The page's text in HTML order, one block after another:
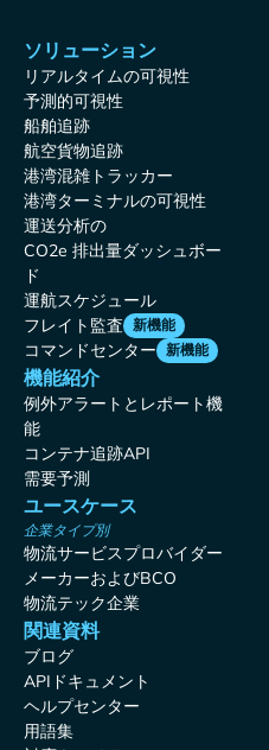
ソリューション
リアルタイムの可視性
予測的可視性
船舶追跡
航空貨物追跡
港湾混雑トラッカー
港湾ターミナルの可視性
運送分析の
CO2e 排出量ダッシュボー
ド
運航スケジュール
フレイト監査 新機能
コマンドセンター 新機能
機能紹介
例外アラートとレポート機
能
コンテナ追跡API
需要予測
ユースケース
企業タイプ別
物流サービスプロバイダー
メーカーおよびBCO
物流テック企業
関連資料
ブログ
APIドキュメント
ヘルプセンター
用語集